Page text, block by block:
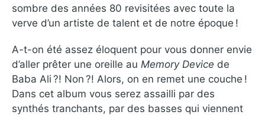
sombre des années 80 revisitées avec toute la
verve d’un artiste de talent et de notre époque !
A-t-on été assez éloquent pour vous donner envie
d’aller prêter une oreille au Memory Device de
Baba Ali ?! Non ?! Alors, on en remet une couche !
Dans cet album vous serez assailli par des
synthés tranchants, par des basses qui viennent